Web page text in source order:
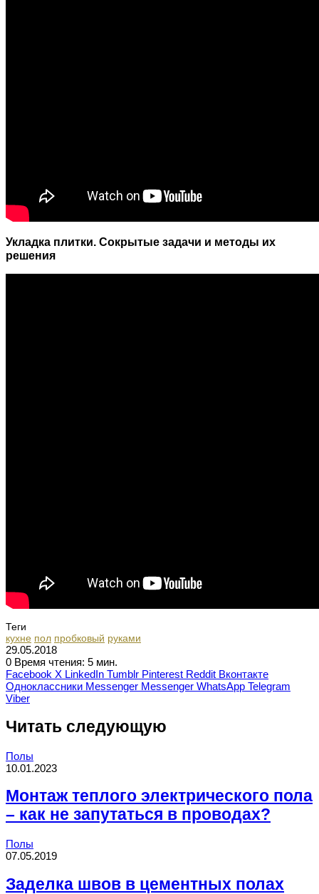
Укладка плитки. Сокрытые задачи и методы их
решения
Теги
кухне пол пробковый руками
29.05.2018
0 Время чтения: 5 мин.
Facebook X LinkedIn Tumblr Pinterest Reddit Вконтакте
Одноклассники Messenger Messenger WhatsApp Telegram
Viber
Читать следующую
Полы
10.01.2023
Монтаж теплого электрического пола
– как не запутаться в проводах?
Полы
07.05.2019
Заделка швов в цементных полах